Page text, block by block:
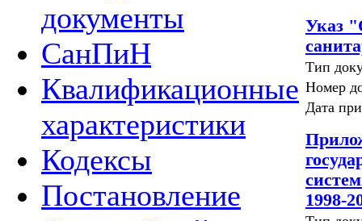
документы
СанПиН
Квалификационные
характеристики
Кодексы
Постановление
Указ
Тип
Номер
Дата
1998-